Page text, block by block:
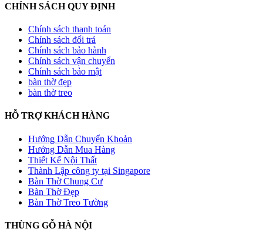
CHÍNH SÁCH QUY ĐỊNH
Chính sách thanh toán
Chính sách đổi trả
Chính sách bảo hành
Chính sách vận chuyển
Chính sách bảo mật
bàn thờ đẹp
bàn thờ treo
HỖ TRỢ KHÁCH HÀNG
Hướng Dẫn Chuyển Khoản
Hướng Dẫn Mua Hàng
Thiết Kế Nội Thất
Thành Lập công ty tại Singapore
Bàn Thờ Chung Cư
Bàn Thờ Đẹp
Bàn Thờ Treo Tường
THÙNG GỖ HÀ NỘI